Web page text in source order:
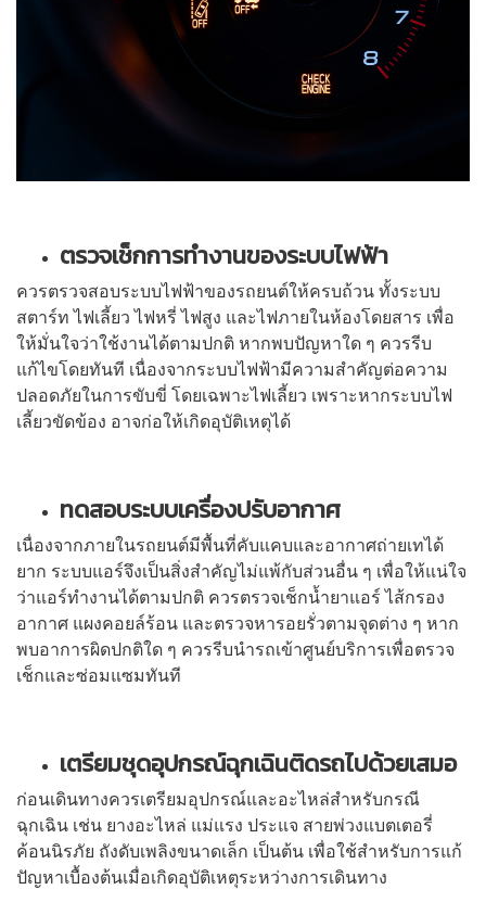
ตรวจเช็กการทำงานของระบบไฟฟ้า
ควรตรวจสอบระบบไฟฟ้าของรถยนต์ให้ครบถ้วน ทั้งระบบ
สตาร์ท ไฟเลี้ยว ไฟหรี่ ไฟสูง และไฟภายในห้องโดยสาร เพื่อ
ให้มั่นใจว่าใช้งานได้ตามปกติ หากพบปัญหาใด ๆ ควรรีบ
แก้ไขโดยทันที เนื่องจากระบบไฟฟ้ามีความสำคัญต่อความ
ปลอดภัยในการขับขี่ โดยเฉพาะไฟเลี้ยว เพราะหากระบบไฟ
เลี้ยวขัดข้อง อาจก่อให้เกิดอุบัติเหตุได้
ทดสอบระบบเครื่องปรับอากาศ
เนื่องจากภายในรถยนต์มีพื้นที่คับแคบและอากาศถ่ายเทได้
ยาก ระบบแอร์จึงเป็นสิ่งสำคัญไม่แพ้กับส่วนอื่น ๆ เพื่อให้แน่ใจ
ว่าแอร์ทำงานได้ตามปกติ ควรตรวจเช็กน้ำยาแอร์ ไส้กรอง
อากาศ แผงคอยล์ร้อน และตรวจหารอยรั่วตามจุดต่าง ๆ หาก
พบอาการผิดปกติใด ๆ ควรรีบนำรถเข้าศูนย์บริการเพื่อตรวจ
เช็กและซ่อมแซมทันที
เตรียมชุดอุปกรณ์ฉุกเฉินติดรถไปด้วยเสมอ
ก่อนเดินทางควรเตรียมอุปกรณ์และอะไหล่สำหรับกรณี
ฉุกเฉิน เช่น ยางอะไหล่ แม่แรง ประแจ สายพ่วงแบตเตอรี่
ค้อนนิรภัย ถังดับเพลิงขนาดเล็ก เป็นต้น เพื่อใช้สำหรับการแก้
ปัญหาเบื้องต้นเมื่อเกิดอุบัติเหตุระหว่างการเดินทาง